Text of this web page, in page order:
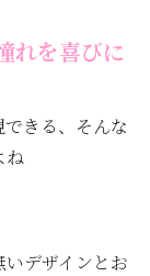
れを喜びに
きる、そんな
ね
デザインとお